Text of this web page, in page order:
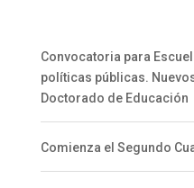
Convocatoria para
políticas públicas.
Doctorado de Educación
Comienza el Segundo